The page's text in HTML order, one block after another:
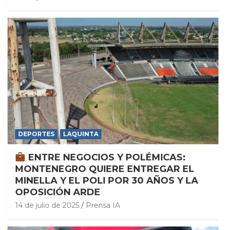
DEPORTES LAQUINTA
ENTRE NEGOCIOS Y POLÉMICAS:
MONTENEGRO QUIERE ENTREGAR EL
MINELLA Y EL POLI POR 30 AÑOS Y LA
OPOSICIÓN ARDE
14 de julio de 2025 Prensa IA